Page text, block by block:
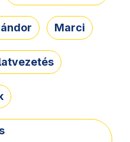
Marci